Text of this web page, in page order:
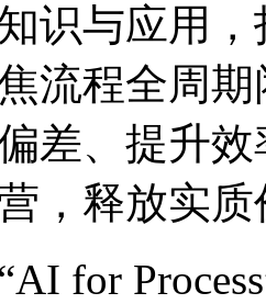
、知识与应
流程全周期
偏差、
，释放实
焦“AI for